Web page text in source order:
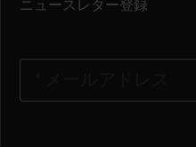
ニュースレター登録